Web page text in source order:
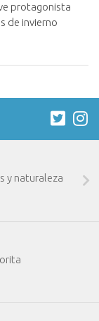
protagonista
de invierno
y naturaleza